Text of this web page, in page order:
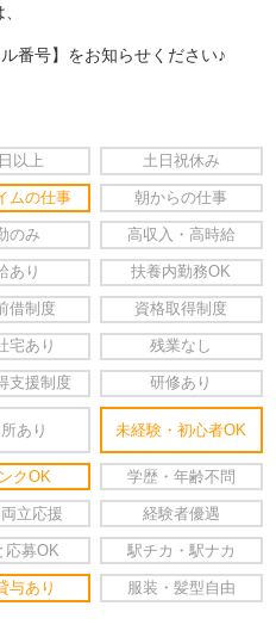
番号】をお知らせください♪
以上 土日祝休み
ムの仕事 朝からの仕事
のみ 高収入・高時給
あり 扶養内勤務OK
借制度 資格取得制度
宅あり 残業なし
支援制度 研修あり
あり 未経験・初心者OK
クOK 学歴・年齢不問
立応援 経験者優遇
応募OK 駅チカ・駅ナカ
与あり 服装・髪型自由